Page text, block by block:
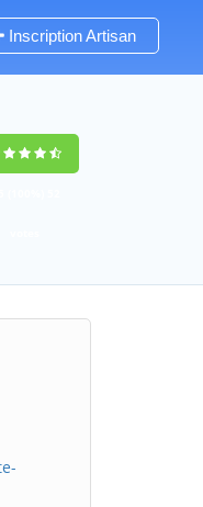
Inscription Artisan